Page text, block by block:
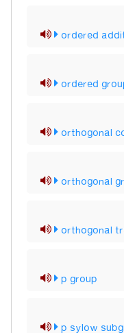
ordered
ordered
orthogonal
orthogonal
orthogonal
p group
p sylow